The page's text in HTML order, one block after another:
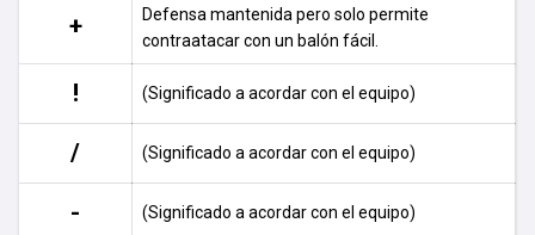
+
Defensa mantenida pero solo permite
contraatacar con un balón fácil.
! (Significado a acordar con el equipo)
/ (Significado a acordar con el equipo)
- (Significado a acordar con el equipo)